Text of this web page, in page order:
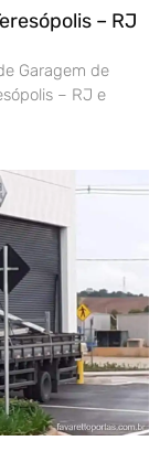
– RJ
Garagem de
– RJ e